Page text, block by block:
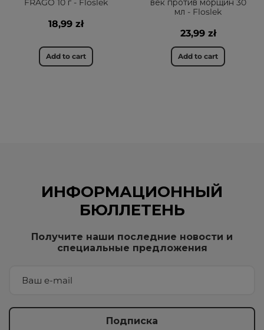
FRAGO 10 г - Floslek
18,99 zł
Add to cart
век против морщин 30
мл - Floslek
23,99 zł
Add to cart
ИНФОРМАЦИОННЫЙ
БЮЛЛЕТЕНЬ
Получите наши последние новости и
специальные предложения